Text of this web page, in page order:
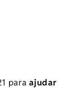
paraajudar